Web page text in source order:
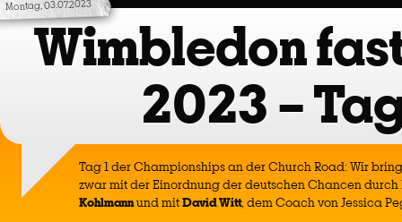
Montag, 03.07.2023
Wimbledon
2023 –
Tag 1 der Championships an der Church Road: Wir
zwar mit der Einordnung der deutschen Chancen
Kohlmannund mitDavid Witt, dem Coach von Jessica